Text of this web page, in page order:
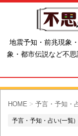
地震予知・前兆現象
象・都市伝説など不
HOME > 予言・予知・
予言・予知・占い(一覧)